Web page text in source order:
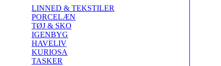
LINNED & TEKSTILER
PORCELÆN
TØJ & SKO
IGENBYG
HAVELIV
KURIOSA
TASKER